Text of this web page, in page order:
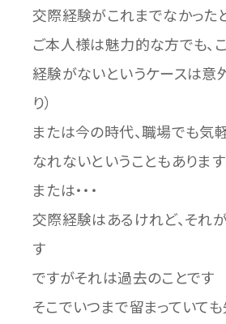
交際経験がこれまでなかった
ご本人様は魅力的な方でも、
経験がないというケースは意
り）
または今の時代、職場でも気
なれないということもありま
または・・・
交際経験はあるけれど、それが
す
ですがそれは過去のことです
そこでいつまで留まっていて